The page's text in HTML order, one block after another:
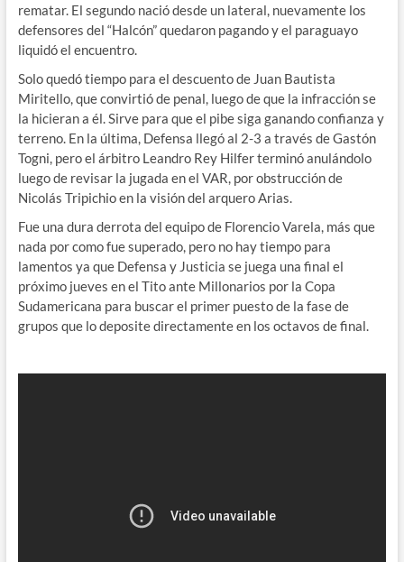
rematar. El segundo nació desde un lateral, nuevamente los
defensores del “Halcón” quedaron pagando y el paraguayo
liquidó el encuentro.
Solo quedó tiempo para el descuento de Juan Bautista
Miritello, que convirtió de penal, luego de que la infracción se
la hicieran a él. Sirve para que el pibe siga ganando confianza y
terreno. En la última, Defensa llegó al 2-3 a través de Gastón
Togni, pero el árbitro Leandro Rey Hilfer terminó anulándolo
luego de revisar la jugada en el VAR, por obstrucción de
Nicolás Tripichio en la visión del arquero Arias.
Fue una dura derrota del equipo de Florencio Varela, más que
nada por como fue superado, pero no hay tiempo para
lamentos ya que Defensa y Justicia se juega una final el
próximo jueves en el Tito ante Millonarios por la Copa
Sudamericana para buscar el primer puesto de la fase de
grupos que lo deposite directamente en los octavos de final.